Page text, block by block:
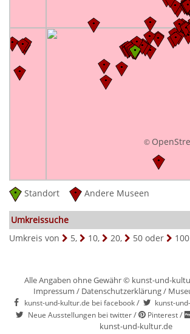
©
Standort Andere Museen
Umkreissuche
Umkreis von
5, 10, 20, 50 oder 100
Alle Angaben ohne Gewähr © kunst-und-
Impressum / Datenschutzerklärung/
kunst-und-kultur.de bei facebook/ kunst-
Neue Ausstellungen bei twitter/ Pinterest/
kunst-und-kultur.de